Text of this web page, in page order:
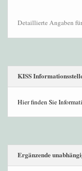
Detaillierte Angaben
KISS
Hier finden Sie
Ergänzende